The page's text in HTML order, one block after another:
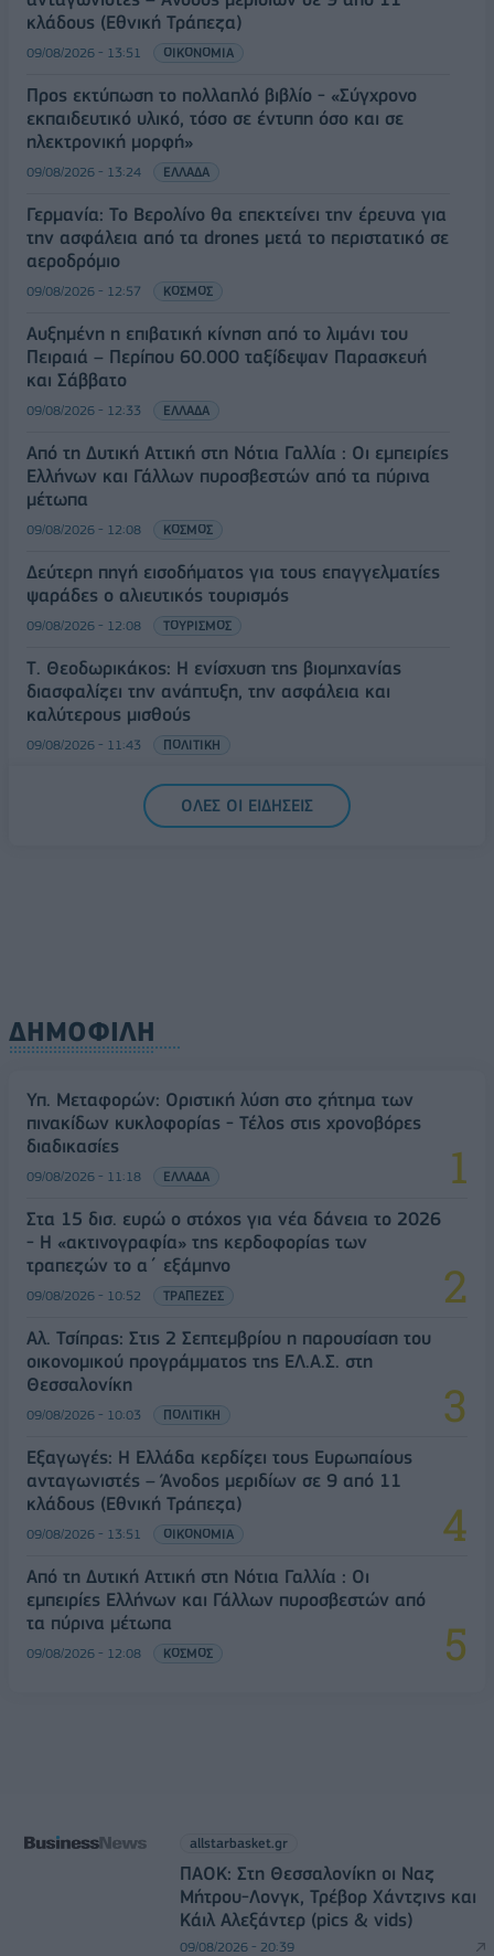
κλάδους (Εθνική Τράπεζα)
09/08/2026 - 13:51 ΟΙΚΟΝΟΜΙΑ
Προς εκτύπωση το πολλαπλό βιβλίο - «Σύγχρονο
εκπαιδευτικό υλικό, τόσο σε έντυπη όσο και σε
ηλεκτρονική μορφή»
09/08/2026 - 13:24 ΕΛΛΑΔΑ
Γερμανία: Το Βερολίνο θα επεκτείνει την έρευνα για
την ασφάλεια από τα drones μετά το περιστατικό σε
αεροδρόμιο
09/08/2026 - 12:57 ΚΟΣΜΟΣ
Αυξημένη η επιβατική κίνηση από το λιμάνι του
Πειραιά – Περίπου 60.000 ταξίδεψαν Παρασκευή
και Σάββατο
09/08/2026 - 12:33 ΕΛΛΑΔΑ
Από τη Δυτική Αττική στη Νότια Γαλλία : Οι εμπειρίες
Ελλήνων και Γάλλων πυροσβεστών από τα πύρινα
μέτωπα
09/08/2026 - 12:08 ΚΟΣΜΟΣ
Δεύτερη πηγή εισοδήματος για τους επαγγελματίες
ψαράδες ο αλιευτικός τουρισμός
09/08/2026 - 12:08 ΤΟΥΡΙΣΜΟΣ
Τ. Θεοδωρικάκος: Η ενίσχυση της βιομηχανίας
διασφαλίζει την ανάπτυξη, την ασφάλεια και
καλύτερους μισθούς
09/08/2026 - 11:43 ΠΟΛΙΤΙΚΗ
Υπ. Μεταφορών: Οριστική λύση στο ζήτημα των
πινακίδων κυκλοφορίας - Τέλος στις χρονοβόρες
ΟΛΕΣ ΟΙ ΕΙΔΗΣΕΙΣ
ΔΗΜΟΦΙΛΗ
Υπ. Μεταφορών: Οριστική λύση στο ζήτημα των
πινακίδων κυκλοφορίας - Τέλος στις χρονοβόρες
διαδικασίες
09/08/2026 - 11:18 ΕΛΛΑΔΑ
Στα 15 δισ. ευρώ ο στόχος για νέα δάνεια το 2026
- Η «ακτινογραφία» της κερδοφορίας των
τραπεζών το α΄ εξάμηνο
09/08/2026 - 10:52 ΤΡΑΠΕΖΕΣ
Αλ. Τσίπρας: Στις 2 Σεπτεμβρίου η παρουσίαση του
οικονομικού προγράμματος της ΕΛ.Α.Σ. στη
Θεσσαλονίκη
09/08/2026 - 10:03 ΠΟΛΙΤΙΚΗ
Εξαγωγές: Η Ελλάδα κερδίζει τους Ευρωπαίους
ανταγωνιστές – Άνοδος μεριδίων σε 9 από 11
κλάδους (Εθνική Τράπεζα)
09/08/2026 - 13:51 ΟΙΚΟΝΟΜΙΑ
Από τη Δυτική Αττική στη Νότια Γαλλία : Οι
εμπειρίες Ελλήνων και Γάλλων πυροσβεστών από
τα πύρινα μέτωπα
09/08/2026 - 12:08 ΚΟΣΜΟΣ
allstarbasket.gr
ΠΑΟΚ: Στη Θεσσαλονίκη οι Ναζ
Μήτρου-Λονγκ, Τρέβορ Χάντζινς και
Κάιλ Αλεξάντερ (pics & vids)
09/08/2026 - 20:39